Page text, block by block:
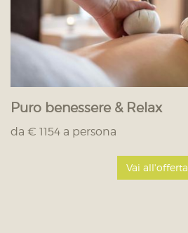
Puro benessere & Relax
da € 1154 a persona
Vai all'offerta